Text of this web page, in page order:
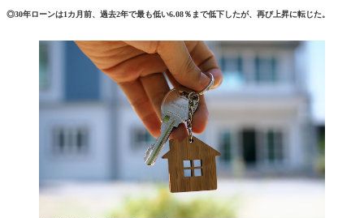
◎30年ローンは1カ月前、過去2年で最も低い6.08％まで低下したが、再び上昇に転じた。